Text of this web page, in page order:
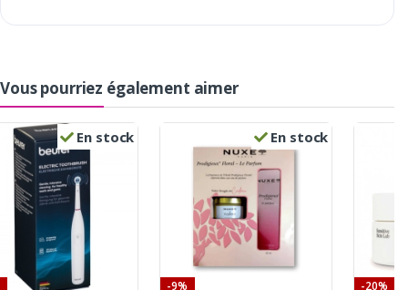
Vous pourriez également aimer
En stock En stock
-9% -20%